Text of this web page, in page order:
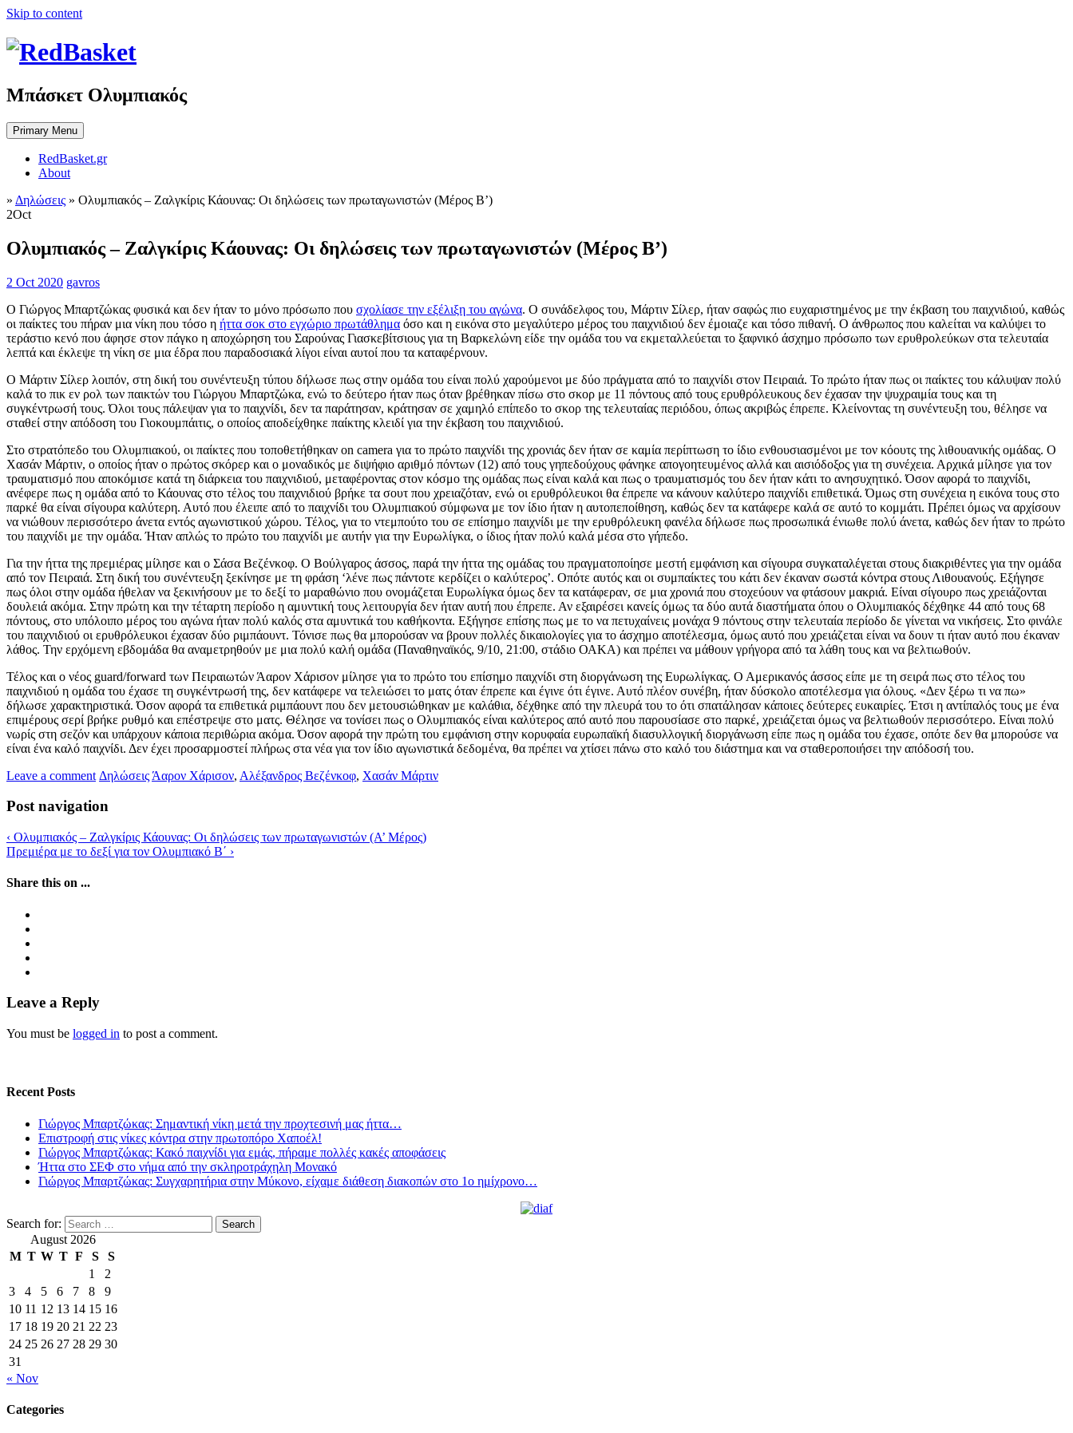
Skip to content
Μπάσκετ Ολυμπιακός
Primary Menu
RedBasket.gr
About
» Δηλώσεις » Ολυμπιακός – Ζαλγκίρις Κάουνας: Οι δηλώσεις των πρωταγωνιστών (Μέρος Β’)
2Oct
Ολυμπιακός – Ζαλγκίρις Κάουνας: Οι δηλώσεις των πρωταγωνιστών (Μέρος Β’)
2 Oct 2020 gavros
Ο Γιώργος Μπαρτζώκας φυσικά και δεν ήταν το μόνο πρόσωπο που σχολίασε την εξέλιξη του αγώνα. Ο συνάδελφος του, Μάρτιν Σίλερ, ήταν σαφώς πιο ευχαριστημένος με την έκβαση του παιχνιδιού, καθώς
οι παίκτες του πήραν μια νίκη που τόσο η ήττα σοκ στο εγχώριο πρωτάθλημα όσο και η εικόνα στο μεγαλύτερο μέρος του παιχνιδιού δεν έμοιαζε και τόσο πιθανή. Ο άνθρωπος που καλείται να καλύψει το
τεράστιο κενό που άφησε στον πάγκο η αποχώρηση του Σαρούνας Γιασκεβίτσιους για τη Βαρκελώνη είδε την ομάδα του να εκμεταλλεύεται το ξαφνικό άσχημο πρόσωπο των ερυθρολεύκων στα τελευταία
λεπτά και έκλεψε τη νίκη σε μια έδρα που παραδοσιακά λίγοι είναι αυτοί που τα καταφέρνουν.
Ο Μάρτιν Σίλερ λοιπόν, στη δική του συνέντευξη τύπου δήλωσε πως στην ομάδα του είναι πολύ χαρούμενοι με δύο πράγματα από το παιχνίδι στον Πειραιά. Το πρώτο ήταν πως οι παίκτες του κάλυψαν πολύ
καλά το πικ εν ρολ των παικτών του Γιώργου Μπαρτζώκα, ενώ το δεύτερο ήταν πως όταν βρέθηκαν πίσω στο σκορ με 11 πόντους από τους ερυθρόλευκους δεν έχασαν την ψυχραιμία τους και τη
συγκέντρωσή τους. Όλοι τους πάλεψαν για το παιχνίδι, δεν τα παράτησαν, κράτησαν σε χαμηλό επίπεδο το σκορ της τελευταίας περιόδου, όπως ακριβώς έπρεπε. Κλείνοντας τη συνέντευξη του, θέλησε να
σταθεί στην απόδοση του Γιοκουμπάιτις, ο οποίος αποδείχθηκε παίκτης κλειδί για την έκβαση του παιχνιδιού.
Στο στρατόπεδο του Ολυμπιακού, οι παίκτες που τοποθετήθηκαν on camera για το πρώτο παιχνίδι της χρονιάς δεν ήταν σε καμία περίπτωση το ίδιο ενθουσιασμένοι με τον κόουτς της λιθουανικής ομάδας. Ο
Χασάν Μάρτιν, ο οποίος ήταν ο πρώτος σκόρερ και ο μοναδικός με διψήφιο αριθμό πόντων (12) από τους γηπεδούχους φάνηκε απογοητευμένος αλλά και αισιόδοξος για τη συνέχεια. Αρχικά μίλησε για τον
τραυματισμό που αποκόμισε κατά τη διάρκεια του παιχνιδιού, μεταφέροντας στον κόσμο της ομάδας πως είναι καλά και πως ο τραυματισμός του δεν ήταν κάτι το ανησυχητικό. Όσον αφορά το παιχνίδι,
ανέφερε πως η ομάδα από το Κάουνας στο τέλος του παιχνιδιού βρήκε τα σουτ που χρειαζόταν, ενώ οι ερυθρόλευκοι θα έπρεπε να κάνουν καλύτερο παιχνίδι επιθετικά. Όμως στη συνέχεια η εικόνα τους στο
παρκέ θα είναι σίγουρα καλύτερη. Αυτό που έλειπε από το παιχνίδι του Ολυμπιακού σύμφωνα με τον ίδιο ήταν η αυτοπεποίθηση, καθώς δεν τα κατάφερε καλά σε αυτό το κομμάτι. Πρέπει όμως να αρχίσουν
να νιώθουν περισσότερο άνετα εντός αγωνιστικού χώρου. Τέλος, για το ντεμπούτο του σε επίσημο παιχνίδι με την ερυθρόλευκη φανέλα δήλωσε πως προσωπικά ένιωθε πολύ άνετα, καθώς δεν ήταν το πρώτο
του παιχνίδι με την ομάδα. Ήταν απλώς το πρώτο του παιχνίδι με αυτήν για την Ευρωλίγκα, ο ίδιος ήταν πολύ καλά μέσα στο γήπεδο.
Για την ήττα της πρεμιέρας μίλησε και ο Σάσα Βεζένκοφ. Ο Βούλγαρος άσσος, παρά την ήττα της ομάδας του πραγματοποίησε μεστή εμφάνιση και σίγουρα συγκαταλέγεται στους διακριθέντες για την ομάδα
από τον Πειραιά. Στη δική του συνέντευξη ξεκίνησε με τη φράση ‘λένε πως πάντοτε κερδίζει ο καλύτερος’. Οπότε αυτός και οι συμπαίκτες του κάτι δεν έκαναν σωστά κόντρα στους Λιθουανούς. Εξήγησε
πως όλοι στην ομάδα ήθελαν να ξεκινήσουν με το δεξί το μαραθώνιο που ονομάζεται Ευρωλίγκα όμως δεν τα κατάφεραν, σε μια χρονιά που στοχεύουν να φτάσουν μακριά. Είναι σίγουρο πως χρειάζονται
δουλειά ακόμα. Στην πρώτη και την τέταρτη περίοδο η αμυντική τους λειτουργία δεν ήταν αυτή που έπρεπε. Αν εξαιρέσει κανείς όμως τα δύο αυτά διαστήματα όπου ο Ολυμπιακός δέχθηκε 44 από τους 68
πόντους, στο υπόλοιπο μέρος του αγώνα ήταν πολύ καλός στα αμυντικά του καθήκοντα. Εξήγησε επίσης πως με το να πετυχαίνεις μονάχα 9 πόντους στην τελευταία περίοδο δε γίνεται να νικήσεις. Στο φινάλε
του παιχνιδιού οι ερυθρόλευκοι έχασαν δύο ριμπάουντ. Τόνισε πως θα μπορούσαν να βρουν πολλές δικαιολογίες για το άσχημο αποτέλεσμα, όμως αυτό που χρειάζεται είναι να δουν τι ήταν αυτό που έκαναν
λάθος. Την ερχόμενη εβδομάδα θα αναμετρηθούν με μια πολύ καλή ομάδα (Παναθηναϊκός, 9/10, 21:00, στάδιο ΟΑΚΑ) και πρέπει να μάθουν γρήγορα από τα λάθη τους και να βελτιωθούν.
Τέλος και ο νέος guard/forward των Πειραιωτών Άαρον Χάρισον μίλησε για το πρώτο του επίσημο παιχνίδι στη διοργάνωση της Ευρωλίγκας. Ο Αμερικανός άσσος είπε με τη σειρά πως στο τέλος του
παιχνιδιού η ομάδα του έχασε τη συγκέντρωσή της, δεν κατάφερε να τελειώσει το ματς όταν έπρεπε και έγινε ότι έγινε. Αυτό πλέον συνέβη, ήταν δύσκολο αποτέλεσμα για όλους. «Δεν ξέρω τι να πω»
δήλωσε χαρακτηριστικά. Όσον αφορά τα επιθετικά ριμπάουντ που δεν μετουσιώθηκαν με καλάθια, δέχθηκε από την πλευρά του το ότι σπατάλησαν κάποιες δεύτερες ευκαιρίες. Έτσι η αντίπαλός τους με ένα
επιμέρους σερί βρήκε ρυθμό και επέστρεψε στο ματς. Θέλησε να τονίσει πως ο Ολυμπιακός είναι καλύτερος από αυτό που παρουσίασε στο παρκέ, χρειάζεται όμως να βελτιωθούν περισσότερο. Είναι πολύ
νωρίς στη σεζόν και υπάρχουν κάποια περιθώρια ακόμα. Όσον αφορά την πρώτη του εμφάνιση στην κορυφαία ευρωπαϊκή διασυλλογική διοργάνωση είπε πως η ομάδα του έχασε, οπότε δεν θα μπορούσε να
είναι ένα καλό παιχνίδι. Δεν έχει προσαρμοστεί πλήρως στα νέα για τον ίδιο αγωνιστικά δεδομένα, θα πρέπει να χτίσει πάνω στο καλό του διάστημα και να σταθεροποιήσει την απόδοσή του.
Leave a comment Δηλώσεις Άαρον Χάρισον, Αλέξανδρος Βεζένκοφ, Χασάν Μάρτιν
Post navigation
‹ Ολυμπιακός – Ζαλγκίρις Κάουνας: Οι δηλώσεις των πρωταγωνιστών (Α’ Μέρος)
Πρεμιέρα με το δεξί για τον Ολυμπιακό Β΄ ›
Share this on ...
Leave a Reply
You must be logged in to post a comment.
Recent Posts
Γιώργος Μπαρτζώκας: Σημαντική νίκη μετά την προχτεσινή μας ήττα…
Επιστροφή στις νίκες κόντρα στην πρωτοπόρο Χαποέλ!
Γιώργος Μπαρτζώκας: Κακό παιχνίδι για εμάς, πήραμε πολλές κακές αποφάσεις
Ήττα στο ΣΕΦ στο νήμα από την σκληροτράχηλη Μονακό
Γιώργος Μπαρτζώκας: Συγχαρητήρια στην Μύκονο, είχαμε διάθεση διακοπών στο 1ο ημίχρονο…
Search for:
August 2026
M T W T F S
S
1
2
3
4 5 6 7 8
9
10 11 12 13 14 15 16
17 18 19 20 21 22 23
24 25 26 27 28 29 30
31
« Nov
Categories